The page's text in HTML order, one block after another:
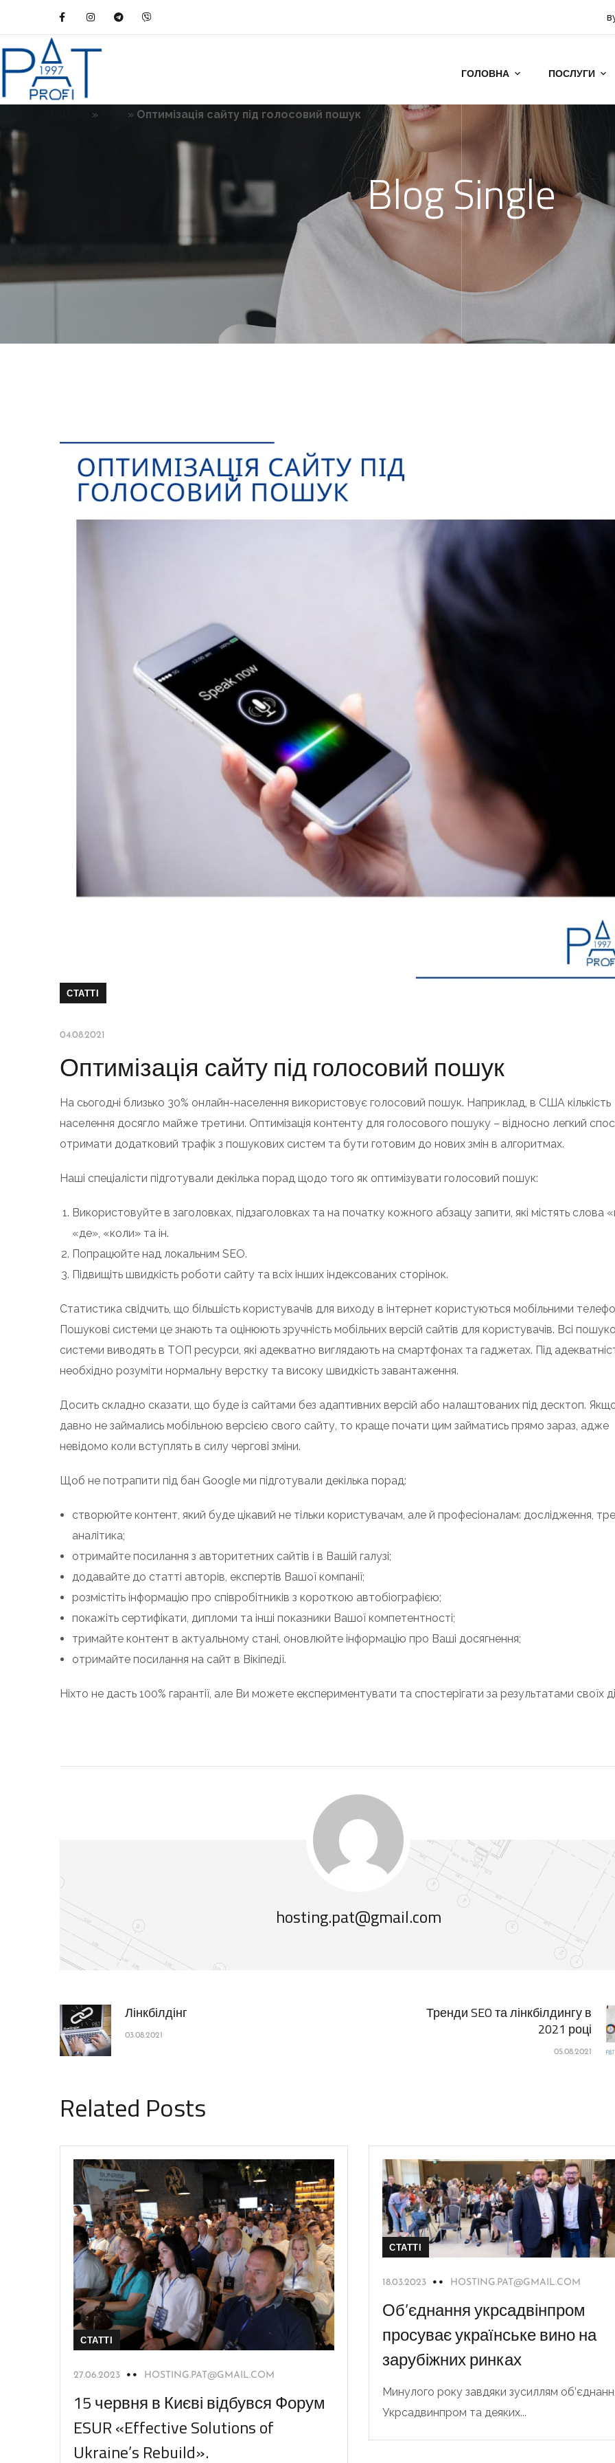
ГОЛОВНА ПОСЛУГИ
» » Оптимізація сайту під голосовий пошук
Blog Single
СТАТТІ
04.08.2021
Оптимізація сайту під голосовий пошук
На сьогодні близько 30% онлайн-населення використовує голосовий пошук. Наприклад, в США кількість
населення досягло майже третини. Оптимізація контенту для голосового пошуку – відносно легкий
отримати додатковий трафік з пошукових систем та бути готовим до нових змін в алгоритмах.
Наші спеціалісти підготували декілька порад щодо того як оптимізувати голосовий пошук:
Використовуйте в заголовках, підзаголовках та на початку кожного абзацу запити, які містять слова
«де», «коли» та ін.
Попрацюйте над локальним SEO.
Підвищіть швидкість роботи сайту та всіх інших індексованих сторінок.
Статистика свідчить, що більшість користувачів для виходу в інтернет користуються мобільними
Пошукові системи це знають та оцінюють зручність мобільних версій сайтів для користувачів. Всі
системи виводять в ТОП ресурси, які адекватно виглядають на смартфонах та гаджетах. Під
необхідно розуміти нормальну верстку та високу швидкість завантаження.
Досить складно сказати, що буде із сайтами без адаптивних версій або налаштованих під десктоп.
давно не займались мобільною версією свого сайту, то краще почати цим займатись прямо зараз, адже
невідомо коли вступлять в силу чергові зміни.
Щоб не потрапити під бан Google ми підготували декілька порад:
створюйте контент, який буде цікавий не тільки користувачам, але й професіоналам: дослідження,
аналітика;
отримайте посилання з авторитетних сайтів і в Вашій галузі;
додавайте до статті авторів, експертів Вашої компанії;
розмістіть інформацію про співробітників з короткою автобіографією;
покажіть сертифікати, дипломи та інші показники Вашої компетентності;
тримайте контент в актуальному стані, оновлюйте інформацію про Ваші досягнення;
отримайте посилання на сайт в Вікіпедії.
Ніхто не дасть 100% гарантії, але Ви можете експериментувати та спостерігати за результатами своїх
hosting.pat@gmail.com
Лінкбілдінг
03.08.2021
Тренди SEO та лінкбілдингу в
2021 році
05.08.2021
Related Posts
СТАТТІ
27.06.2023 HOSTING.PAT@GMAIL.COM
15 червня в Києві відбувся Форум
ESUR «Effective Solutions of
Ukraine’s Rebuild».
СТАТТІ
18.03.2023 HOSTING.PAT@GMAIL.COM
Об’єднання укрсадвінпром
просуває українське вино на
зарубіжних ринках
Минулого року завдяки зусиллям
Укрсадвинпром та деяких...